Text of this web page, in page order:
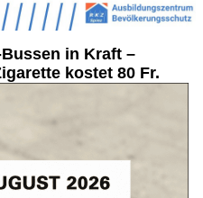
in Kraft –
kostet 80 Fr.